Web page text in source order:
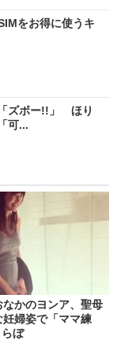
をお得に使うキ
ズボー!!」 ほり
可...
なかのヨンア、聖母
妊婦姿で「ママ練
ぼ